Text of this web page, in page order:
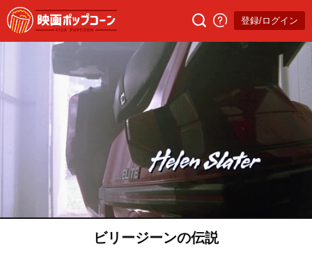
登録/ログイン
ビリージーンの伝説